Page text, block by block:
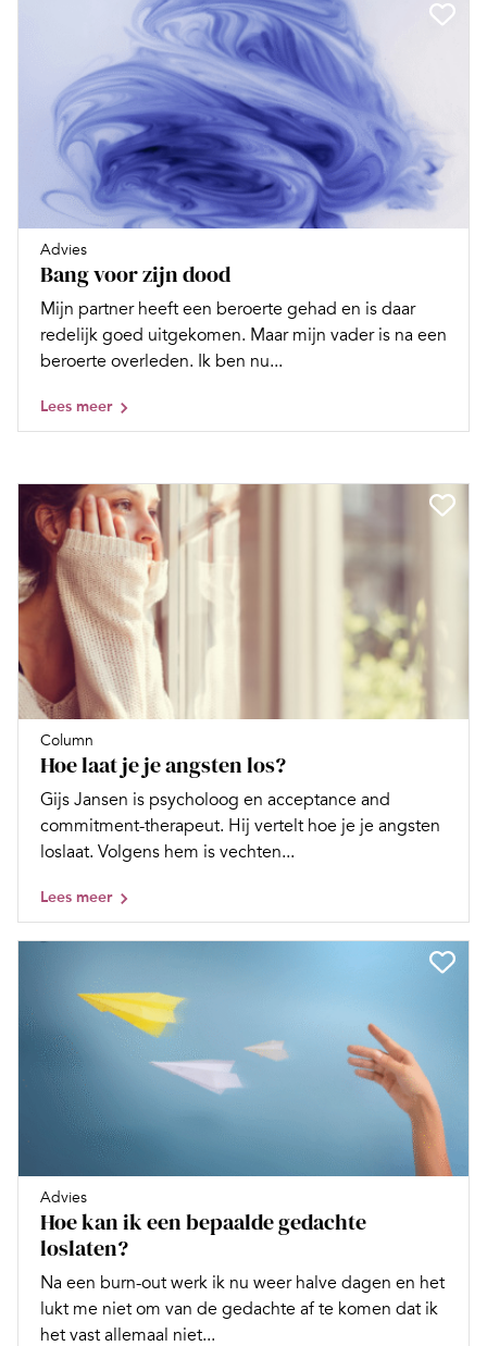
Advies
Bang voor zijn dood
Mijn partner heeft een beroerte gehad en is daar
redelijk goed uitgekomen. Maar mijn vader is na een
beroerte overleden. Ik ben nu...
Lees meer
Column
Hoe laat je je angsten los?
Gijs Jansen is psycholoog en acceptance and
commitment-therapeut. Hij vertelt hoe je je angsten
loslaat. Volgens hem is vechten...
Lees meer
Advies
Hoe kan ik een bepaalde gedachte
loslaten?
Na een burn-out werk ik nu weer halve dagen en het
lukt me niet om van de gedachte af te komen dat ik
het vast allemaal niet...